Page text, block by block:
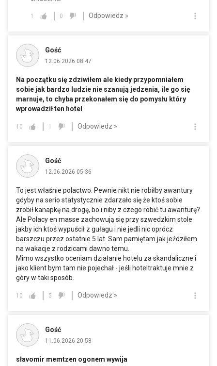
1 0 Odpowiedz »
Gość
12.06.2026 08:47
Na początku się zdziwiłem ale kiedy przypomniałem
sobie jak bardzo ludzie nie szanują jedzenia, ile go się
marnuje, to chyba przekonałem się do pomysłu który
wprowadził ten hotel
10 1 Odpowiedz »
Gość
12.06.2026 05:36
To jest właśnie polactwo. Pewnie nikt nie robiłby awantury
gdyby na serio statystycznie zdarzało się że ktoś sobie
zrobił kanapkę na drogę, bo i niby z czego robić tu awanturę?
Ale Polacy en masse zachowują się przy szwedzkim stole
jakby ich ktoś wypuścił z gułagu i nie jedli nic oprócz
barszczu przez ostatnie 5 lat. Sam pamiętam jak jeździłem
na wakacje z rodzicami dawno temu.
Mimo wszystko oceniam działanie hotelu za skandaliczne i
jako klient bym tam nie pojechał - jeśli hoteltraktuje mnie z
góry w taki sposób.
10 5 Odpowiedz »
Gość
11.06.2026 20:58
słavomir memtzen ogonem wywija